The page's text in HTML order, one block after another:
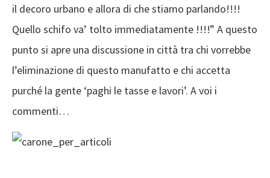
il decoro urbano e allora di che stiamo parlando!!!!
Quello schifo va’ tolto immediatamente !!!!” A questo
punto si apre una discussione in città tra chi vorrebbe
l’eliminazione di questo manufatto e chi accetta
purché la gente ‘paghi le tasse e lavori’. A voi i
commenti…